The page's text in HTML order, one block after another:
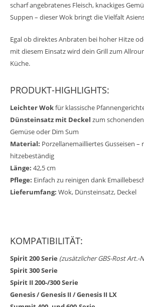
scharf angebratenes Fleisch, knackiges
Suppen – dieser Wok bringt die Vielfalt
Egal ob direktes Anbraten bei hoher Hitze
mit diesem Einsatz wird dein Grill zum
Küche.
PRODUKT-HIGHLIGHTS:
Leichter Wokfür klassische
Dünsteinsatz mit Deckel zum
Gemüse oder Dim Sum
Material: Porzellanemailliertes Gusseisen
hitzebeständig
Länge: 42,5 cm
Pflege: Einfach zu reinigen dank
Lieferumfang: Wok, Dünsteinsatz, Deckel
KOMPATIBILITÄT:
Spirit 200 Serie (zusätzlicher GBS-Rost Art.-
Spirit 300 Serie
Spirit II 200-/300 Serie
Genesis / Genesis II / Genesis II LX